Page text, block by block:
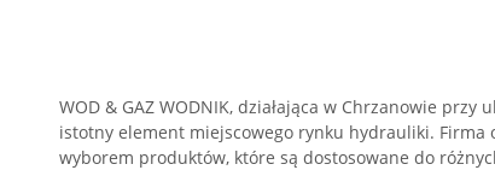
WOD & GAZ WODNIK, działająca w Chrzanowie przy
istotny element miejscowego rynku hydrauliki. Firma
wyborem produktów, które są dostosowane do